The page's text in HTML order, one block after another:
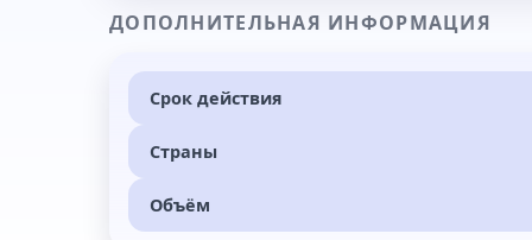
ДОПОЛНИТЕЛЬНАЯ ИНФОРМАЦИЯ
Срок действия
Страны
Объём